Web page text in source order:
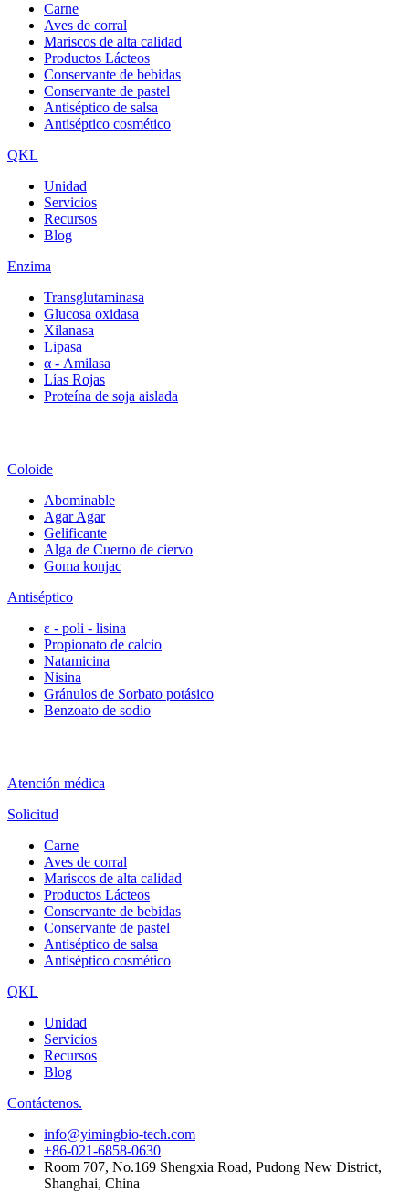
Carne
Aves de corral
Mariscos de alta calidad
Productos Lácteos
Conservante de bebidas
Conservante de pastel
Antiséptico de salsa
Antiséptico cosmético
QKL
Unidad
Servicios
Recursos
Blog
Enzima
Transglutaminasa
Glucosa oxidasa
Xilanasa
Lipasa
α - Amilasa
Lías Rojas
Proteína de soja aislada
Coloide
Abominable
Agar Agar
Gelificante
Alga de Cuerno de ciervo
Goma konjac
Antiséptico
ε - poli - lisina
Propionato de calcio
Natamicina
Nisina
Gránulos de Sorbato potásico
Benzoato de sodio
Atención médica
Solicitud
Carne
Aves de corral
Mariscos de alta calidad
Productos Lácteos
Conservante de bebidas
Conservante de pastel
Antiséptico de salsa
Antiséptico cosmético
QKL
Unidad
Servicios
Recursos
Blog
Contáctenos.
info@yimingbio-tech.com
+86-021-6858-0630
Room 707, No.169 Shengxia Road, Pudong New District,
Shanghai, China